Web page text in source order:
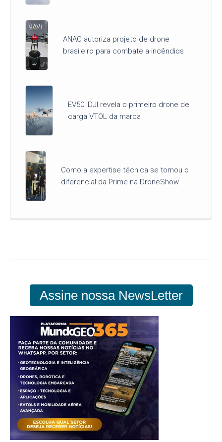
ANAC autoriza projeto de drone
brasileiro para combate a incêndios
EV50: DJI revela o primeiro drone de
carga VTOL da marca
Como a expertise técnica se tornou o
diferencial da Prime na DroneShow
Assine nossa NewsLetter